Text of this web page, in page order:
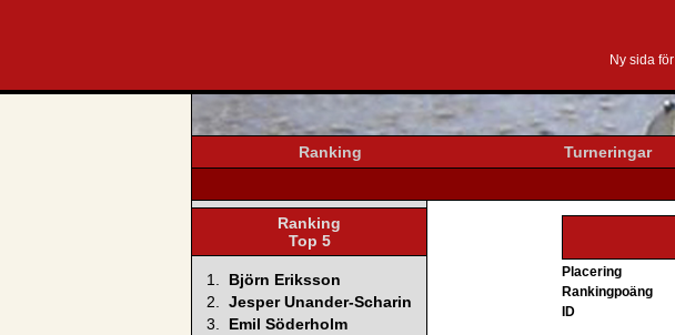
Ny sida
svenska40k.se
Ranking Turneringar
Ranking
Top 5
1.
Björn Eriksson
2. Jesper Unander-Scharin
3.
Emil Söderholm
Placering
Rankingpoäng
ID